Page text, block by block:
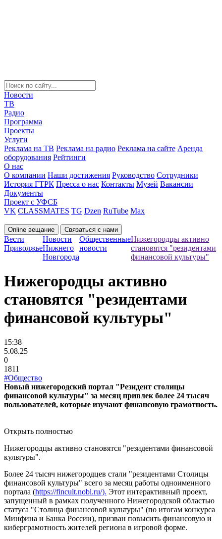
Новости
ТВ
Радио
Программа
Проекты
Услуги
Реклама на ТВ Реклама на радио Реклама на сайте Аренда
оборудования Рейтинги
О нас
О компании Наши достижения Руководство Сотрудники
История ГТРК Пресса о нас Контакты Музей Вакансии
Документы
Проект с УФСБ
VK CLASSMATES TG Dzen RuTube Max
Online вещание Связаться с нами
Вести
Приволжье
Новости
Нижнего
Новгорода
Общественные
новости
Нижегородцы активно
становятся "резидентами
финансовой культуры"
Нижегородцы активно
становятся "резидентами
финансовой культуры"
15:38
5.08.25
0
1811
#Общество
Новый нижегородский портал "Резидент столицы
финансовой культуры" за месяц привлек более 24 тысяч
пользователей, которые изучают финансовую грамотность.
Открыть полностью
Нижегородцы активно становятся "резидентами финансовой
культуры".
Более 24 тысяч нижегородцев стали "резидентами Столицы
финансовой культуры" всего за месяц работы одноименного
портала (https://fincult.nobl.ru/). Этот интерактивный проект,
запущенный в рамках полученного Нижегородской областью
статуса "Столица финансовой культуры" (по итогам конкурса
Минфина и Банка России), призван повысить финансовую и
киберграмотность жителей региона в игровой форме.